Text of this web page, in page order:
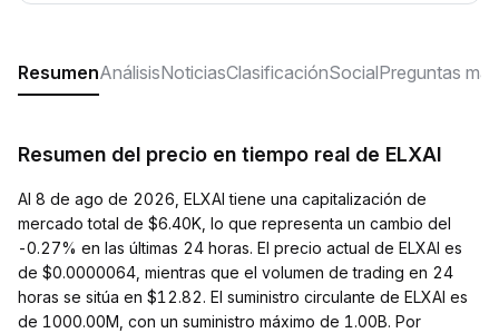
ResumenAnálisisNoticiasClasificaciónSocialPreguntas
Resumen del precio en tiempo real de ELXAI
Al 8 de ago de 2026, ELXAI tiene una capitalización de
mercado total de $6.40K, lo que representa un cambio del
-0.27% en las últimas 24 horas. El precio actual de ELXAI es
de $0.0000064, mientras que el volumen de trading en 24
horas se sitúa en $12.82. El suministro circulante de ELXAI es
de 1000.00M, con un suministro máximo de 1.00B. Por